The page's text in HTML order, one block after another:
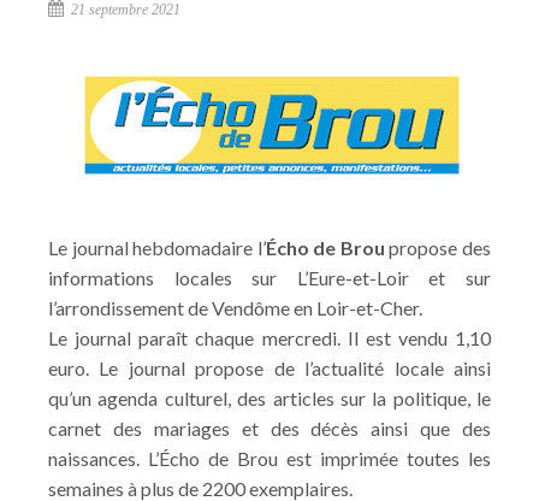
21 septembre 2021
Le journal hebdomadaire l’Écho de Brou propose des
informations locales sur L’Eure-et-Loir et sur
l’arrondissement de Vendôme en Loir-et-Cher.
Le journal paraît chaque mercredi. Il est vendu 1,10
euro. Le journal propose de l’actualité locale ainsi
qu’un agenda culturel, des articles sur la politique, le
carnet des mariages et des décès ainsi que des
naissances. L’Écho de Brou est imprimée toutes les
semaines à plus de 2200 exemplaires.